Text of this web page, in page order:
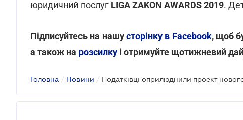
юридичний послуг LIGA ZAKON AWARDS 2019.
Підписуйтесь на нашусторінку в Facebook, щоб
а також на розсилку і отримуйте щотижневий
Головна / Новини /